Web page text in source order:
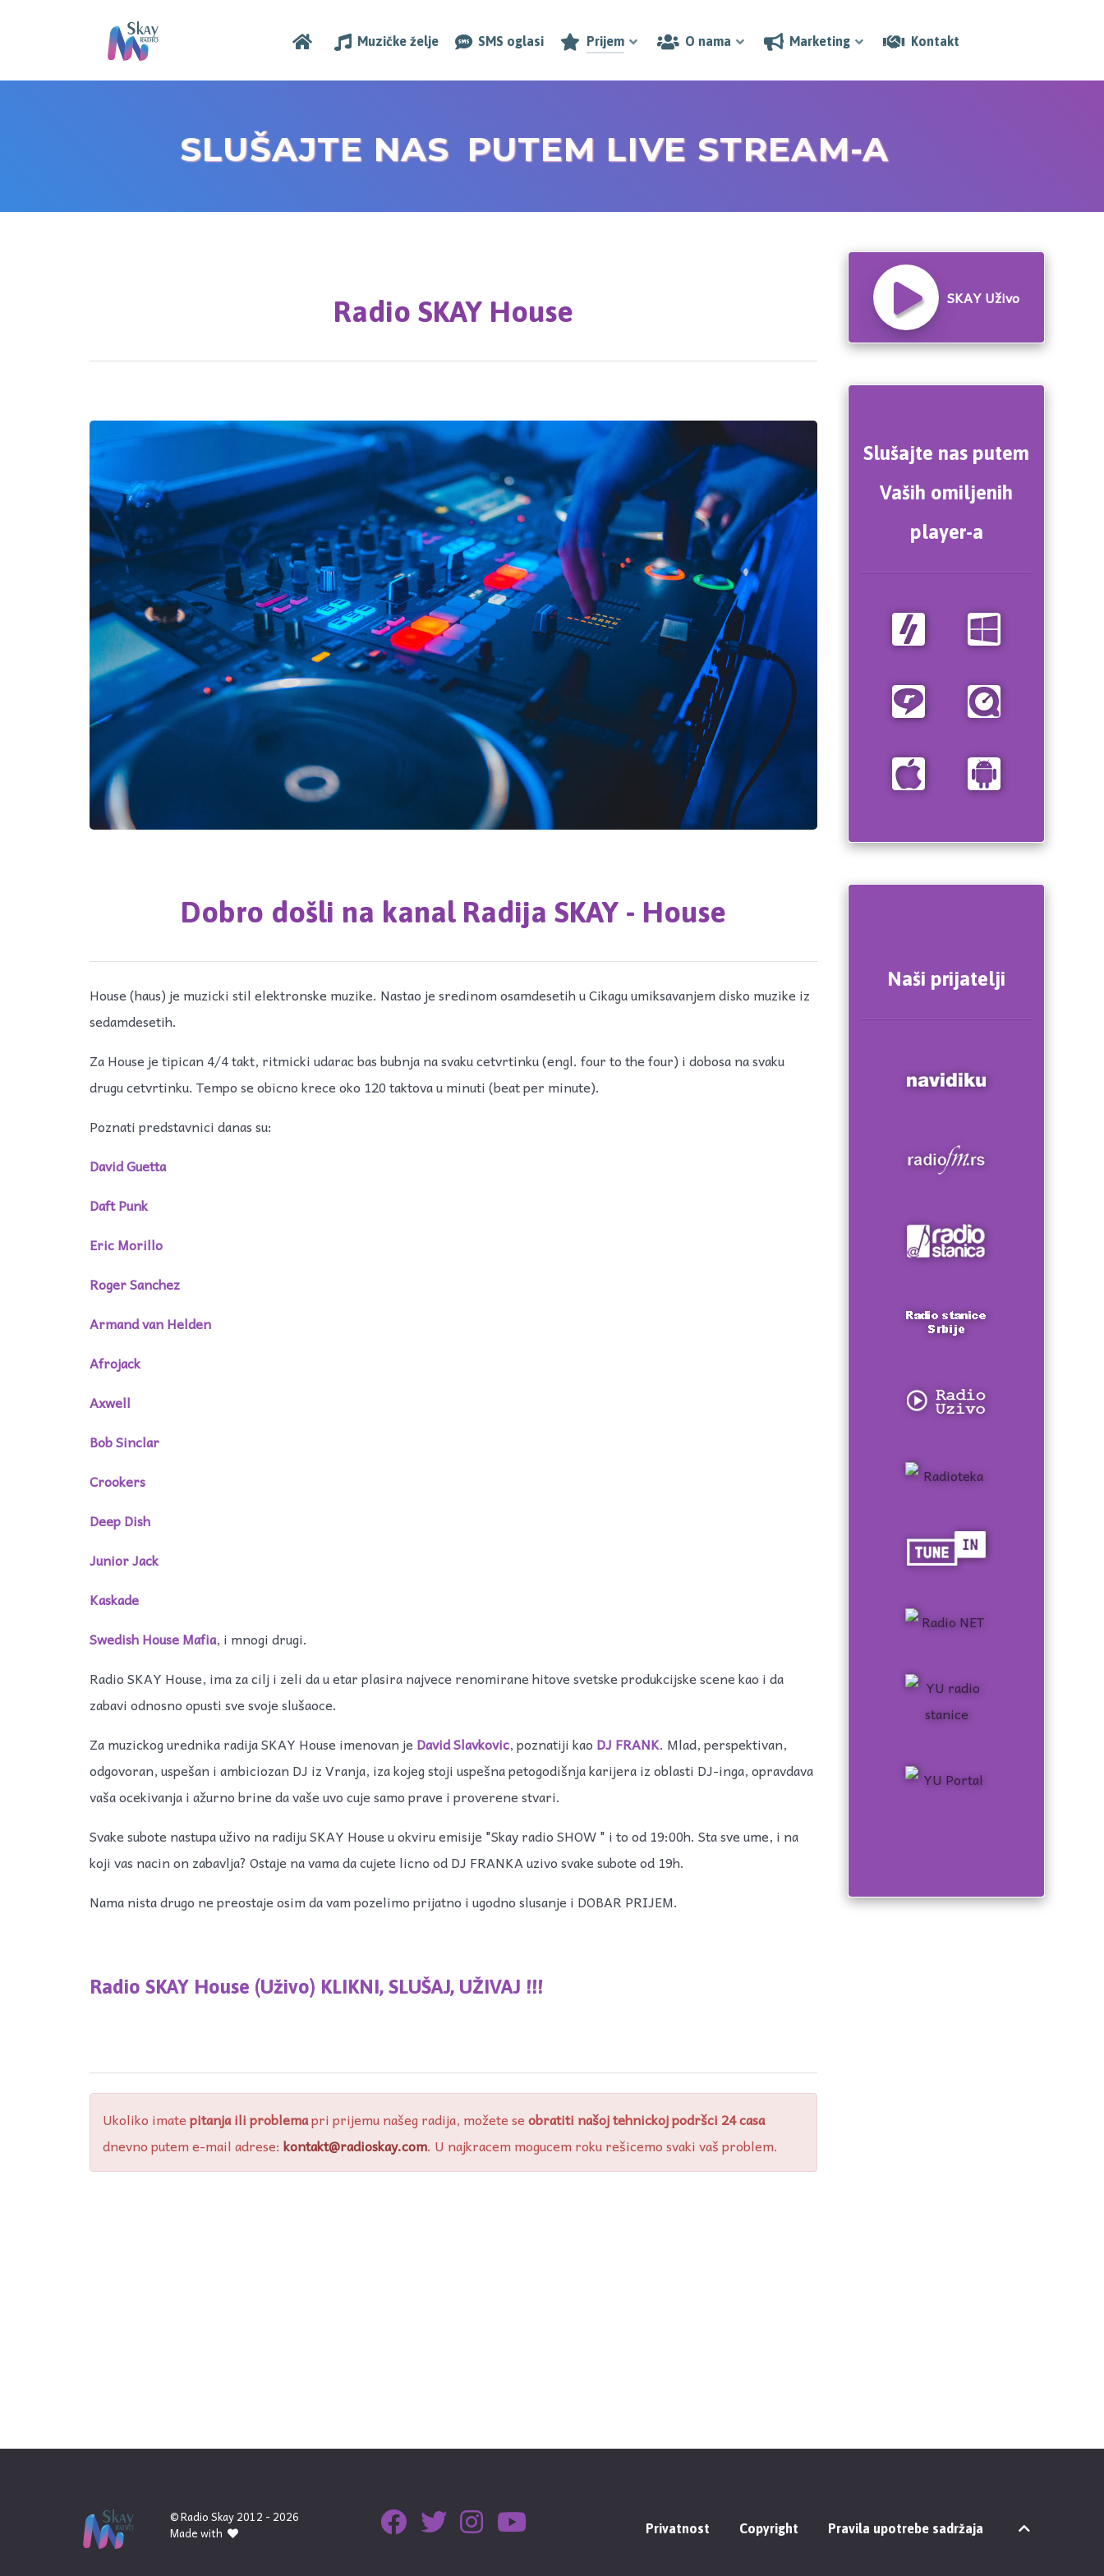
Muzičke želje SMS oglasi Prijem O nama Marketing Kontakt
SLUŠAJTE NAS PUTEM LIVE STREAM-A
Radio SKAY House
Dobro došli na kanal Radija SKAY - House
House (haus) je muzicki stil elektronske muzike. Nastao je sredinom osamdesetih u Cikagu umiksavanjem disko muzike iz
sedamdesetih.
Za House je tipican 4/4 takt, ritmicki udarac bas bubnja na svaku cetvrtinku (engl. four to the four) i dobosa na svaku
drugu cetvrtinku. Tempo se obicno krece oko 120 taktova u minuti (beat per minute).
Poznati predstavnici danas su:
David Guetta
Daft Punk
Eric Morillo
Roger Sanchez
Armand van Helden
Afrojack
Axwell
Bob Sinclar
Crookers
Deep Dish
Junior Jack
Kaskade
Swedish House Mafia, i mnogi drugi.
Radio SKAY House, ima za cilj i zeli da u etar plasira najvece renomirane hitove svetske produkcijske scene kao i da
zabavi odnosno opusti sve svoje slušaoce.
Za muzickog urednika radija SKAY House imenovan je David Slavkovic, poznatiji kao DJ FRANK. Mlad, perspektivan,
odgovoran, uspešan i ambiciozan DJ iz Vranja, iza kojeg stoji uspešna petogodišnja karijera iz oblasti DJ-inga, opravdava
vaša ocekivanja i ažurno brine da vaše uvo cuje samo prave i proverene stvari.
Svake subote nastupa uživo na radiju SKAY House u okviru emisije "Skay radio SHOW " i to od 19:00h. Sta sve ume, i na
koji vas nacin on zabavlja? Ostaje na vama da cujete licno od DJ FRANKA uzivo svake subote od 19h.
Nama nista drugo ne preostaje osim da vam pozelimo prijatno i ugodno slusanje i DOBAR PRIJEM.
Radio SKAY House (Uživo) KLIKNI, SLUŠAJ, UŽIVAJ !!!
Ukoliko imatepitanja ili problemapri prijemu našeg radija, možete seobratiti našoj tehnickoj podršci 24 casa
dnevno putem e-mail adrese: kontakt@radioskay.com. U najkracem mogucem roku rešicemo svaki vaš problem.
SKAY Uživo
Slušajte nas putem
Vaših omiljenih
player-a
Naši prijatelji
© Radio Skay 2012 - 2026
Made with
Privatnost Copyright Pravila upotrebe sadržaja